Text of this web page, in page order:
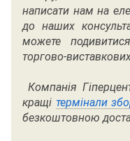
написати нам на
до наших
можете
торгово-
Компанія
кращі термінали
безкоштовною